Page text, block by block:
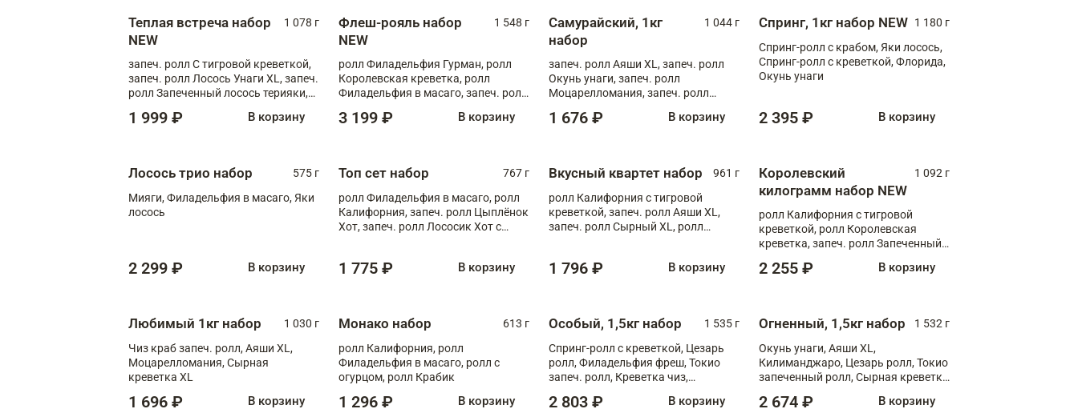
Теплая встреча набор
NEW
1 078 г
запеч. ролл С тигровой креветкой,
запеч. ролл Лосось Унаги XL, запеч.
ролл Запеченный лосось терияки,
1 999 ₽ В корзину
Флеш-рояль набор
NEW
1 548 г
ролл Филадельфия Гурман, ролл
Королевская креветка, ролл
Филадельфия в масаго, запеч. ролл
Тигровая креветка с моцареллой,
3 199 ₽ В корзину
Самурайский, 1кг
набор
1 044 г
запеч. ролл Аяши XL, запеч. ролл
Окунь унаги, запеч. ролл
Моцарелломания, запеч. ролл
1 676 ₽ В корзину
Спринг, 1кг набор NEW 1 180 г
Спринг-ролл с крабом, Яки лосось,
Спринг-ролл с креветкой, Флорида,
Окунь унаги
2 395 ₽ В корзину
Лосось трио набор
575 г
Мияги, Филадельфия в масаго, Яки
лосось
2 299 ₽ В корзину
Топ сет набор
767 г
ролл Филадельфия в масаго, ролл
Калифорния, запеч. ролл Цыплёнок
Хот, запеч. ролл Лососик Хот с
1 775 ₽ В корзину
Вкусный квартет набор
961 г
ролл Калифорния с тигровой
креветкой, запеч. ролл Аяши XL,
запеч. ролл Сырный XL, ролл
1 796 ₽ В корзину
Королевский
килограмм набор NEW
1 092 г
ролл Калифорния с тигровой
креветкой, ролл Королевская
креветка, запеч. ролл Запеченный
XL, запеч. ролл Крабик Хот
2 255 ₽ В корзину
Любимый 1кг набор
1 030 г
Чиз краб запеч. ролл, Аяши XL,
Моцарелломания, Сырная
креветка XL
1 696 ₽ В корзину
Монако набор
613 г
ролл Калифорния, ролл
Филадельфия в масаго, ролл с
огурцом, ролл Крабик
1 296 ₽ В корзину
Особый, 1,5кг набор
1 535 г
Спринг-ролл с креветкой, Цезарь
ролл, Филадельфия фреш, Токио
запеч. ролл, Креветка чиз,
Флорида
2 803 ₽ В корзину
Огненный, 1,5кг набор
1 532 г
Окунь унаги, Аяши XL,
Килиманджаро, Цезарь ролл, Токио
запеченный ролл, Сырная креветка
2 674 ₽ В корзину